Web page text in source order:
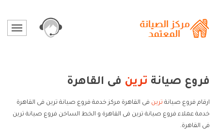
فروع صيانة ترين فى القاهرة
ارقام فروع صيانة ترين فى القاهرة مركز خدمة فروع صيانة ترين فى القاهرة
خدمة عملاء فروع صيانة ترين فى القاهرة و الخط الساخن فروع صيانة ترين
فى القاهرة.